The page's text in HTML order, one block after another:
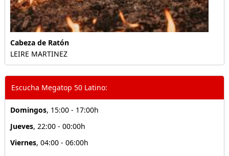
Cabeza de Ratón
LEIRE MARTINEZ
Escucha Megatop 50 Latino:
Domingos, 15:00 - 17:00h
Jueves, 22:00 - 00:00h
Viernes, 04:00 - 06:00h